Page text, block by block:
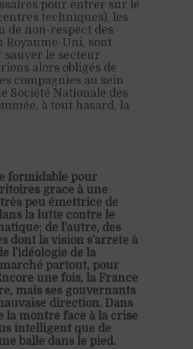
pour entrer sur le
techniques), les
de non-respect des
Royaume-Uni, sont
sauver le secteur
alors obligés de
compagnies au sein
Société Nationale des
à tout hasard, la
formidable pour
grâce à une
peu émettrice de
la lutte contre le
de l’autre, des
dont la vision s’arrête à
l’idéologie de la
partout, pour
une fois, la France
mais ses gouvernants
direction. Dans
la montre face à la crise
intelligent que de
balle dans le pied.